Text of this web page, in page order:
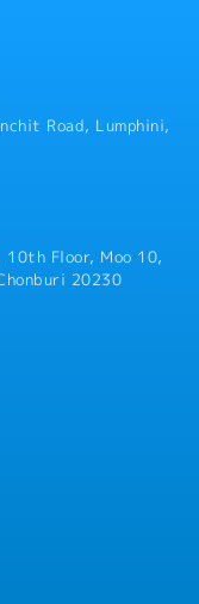
Road, Lumphini,
Floor, Moo 10,
20230